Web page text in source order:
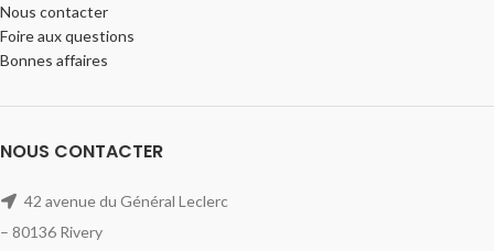
Nous contacter
Foire aux questions
Bonnes affaires
NOUS CONTACTER
42 avenue du Général Leclerc
– 80136 Rivery